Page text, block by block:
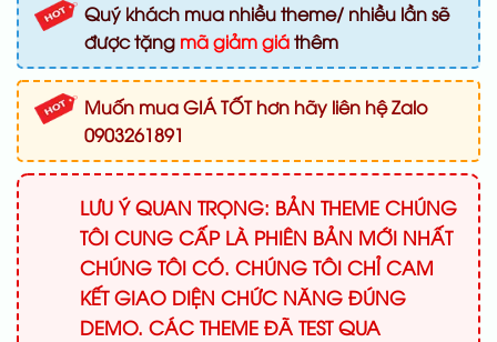
Quý khách mua nhiều theme/ nhiều lần sẽ
được tặng mã giảm giáthêm
Muốn mua GIÁ TỐT hơn hãy liên hệ Zalo
0903261891
LƯU Ý QUAN TRỌNG: BẢN THEME CHÚNG
TÔI CUNG CẤP LÀ PHIÊN BẢN MỚI NHẤT
CHÚNG TÔI CÓ. CHÚNG TÔI CHỈ CAM
KẾT GIAO DIỆN CHỨC NĂNG ĐÚNG
DEMO. CÁC THEME ĐÃ TEST QUA